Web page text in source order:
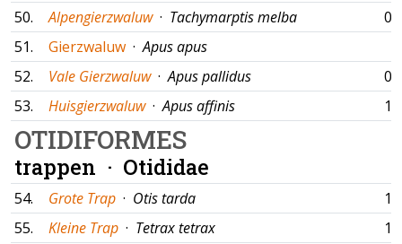
50. Alpengierzwaluw · Tachymarptis melba
51.
Gierzwaluw ·Apus apus
52.
Vale Gierzwaluw ·Apus pallidus
53.
Huisgierzwaluw ·Apus affinis
OTIDIFORMES
trappen · Otididae
54. Grote Trap · Otis tarda
55.
Kleine Trap · Tetrax tetrax